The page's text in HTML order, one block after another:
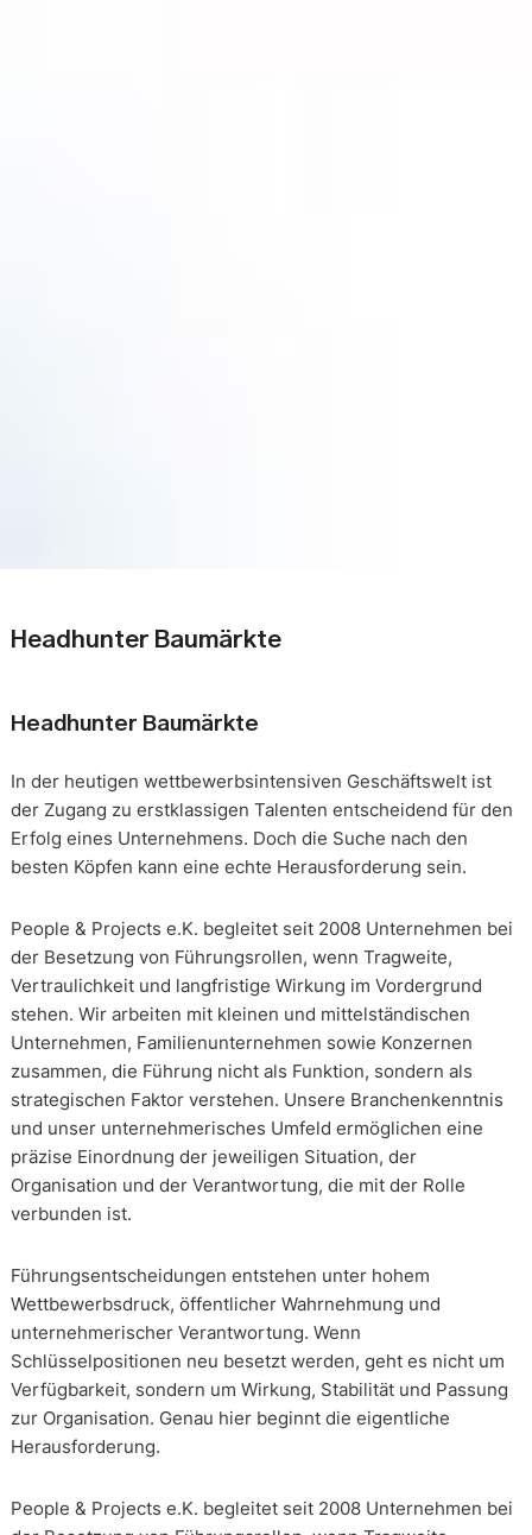
Headhunter Baumärkte
Headhunter Baumärkte
In der heutigen wettbewerbsintensiven Geschäftswelt ist
der Zugang zu erstklassigen Talenten entscheidend für den
Erfolg eines Unternehmens. Doch die Suche nach den
besten Köpfen kann eine echte Herausforderung sein.
People & Projects e.K. begleitet seit 2008 Unternehmen bei
der Besetzung von Führungsrollen, wenn Tragweite,
Vertraulichkeit und langfristige Wirkung im Vordergrund
stehen. Wir arbeiten mit kleinen und mittelständischen
Unternehmen, Familienunternehmen sowie Konzernen
zusammen, die Führung nicht als Funktion, sondern als
strategischen Faktor verstehen. Unsere Branchenkenntnis
und unser unternehmerisches Umfeld ermöglichen eine
präzise Einordnung der jeweiligen Situation, der
Organisation und der Verantwortung, die mit der Rolle
verbunden ist.
Führungsentscheidungen entstehen unter hohem
Wettbewerbsdruck, öffentlicher Wahrnehmung und
unternehmerischer Verantwortung. Wenn
Schlüsselpositionen neu besetzt werden, geht es nicht um
Verfügbarkeit, sondern um Wirkung, Stabilität und Passung
zur Organisation. Genau hier beginnt die eigentliche
Herausforderung.
People & Projects e.K. begleitet seit 2008 Unternehmen bei